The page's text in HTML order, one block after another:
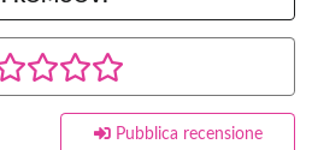
Pubblica recensione